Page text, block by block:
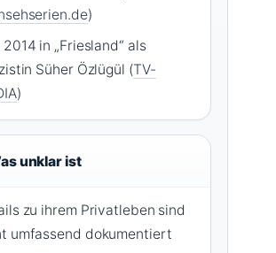
)
in „Friesland“ als
Süher Özlügül (TV-
)
unklar ist
zu ihrem Privatleben sind
umfassend dokumentiert